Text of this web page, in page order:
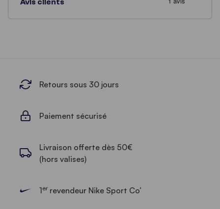
Avis clients
Retours sous 30 jours
Paiement sécurisé
Livraison offerte dès 50€
(hors valises)
1errevendeur Nike Sport Co’